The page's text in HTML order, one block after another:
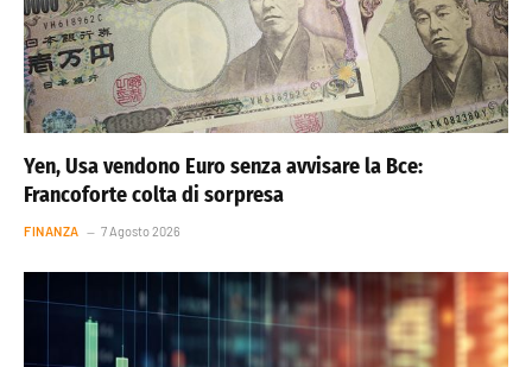
Yen, Usa vendono Euro senza avvisare la Bce:
Francoforte colta di sorpresa
FINANZA 7 Agosto 2026